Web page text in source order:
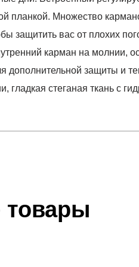
планкой. Множество
защитить вас от плохих
карман на молнии,
дополнительной защиты и
гладкая стеганая ткань с
товары